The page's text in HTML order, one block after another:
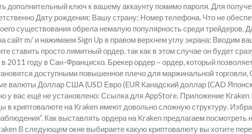
дополнительный ключ к вашему аккаунту помимо пароля. Для
Дату рождения; Вашу страну; Номер телефона. Что не
существования обрела немалую популярность среди трейдеров.
сайт m/ и нажимаем Sign Up в правом верхнем углу экрана: Вводим
ставить просто лимитный ордер, так как в этом случае он будет
2011 году в Сан-Франциско. Брекер ордер – ордер, который
доступными повышенное плечо для маржинальной
Доллар США (USD Евро (EUR Канадский доллар (CAD
у вас ещё не установлено: Ссылка для AppStore. Приложение
в криптовалюте на Kraken имеют довольно сложную структуру.
Как выставлять ордера на Kraken предлагаем
В следующем окне выбираете какую криптовалюту вы хотите